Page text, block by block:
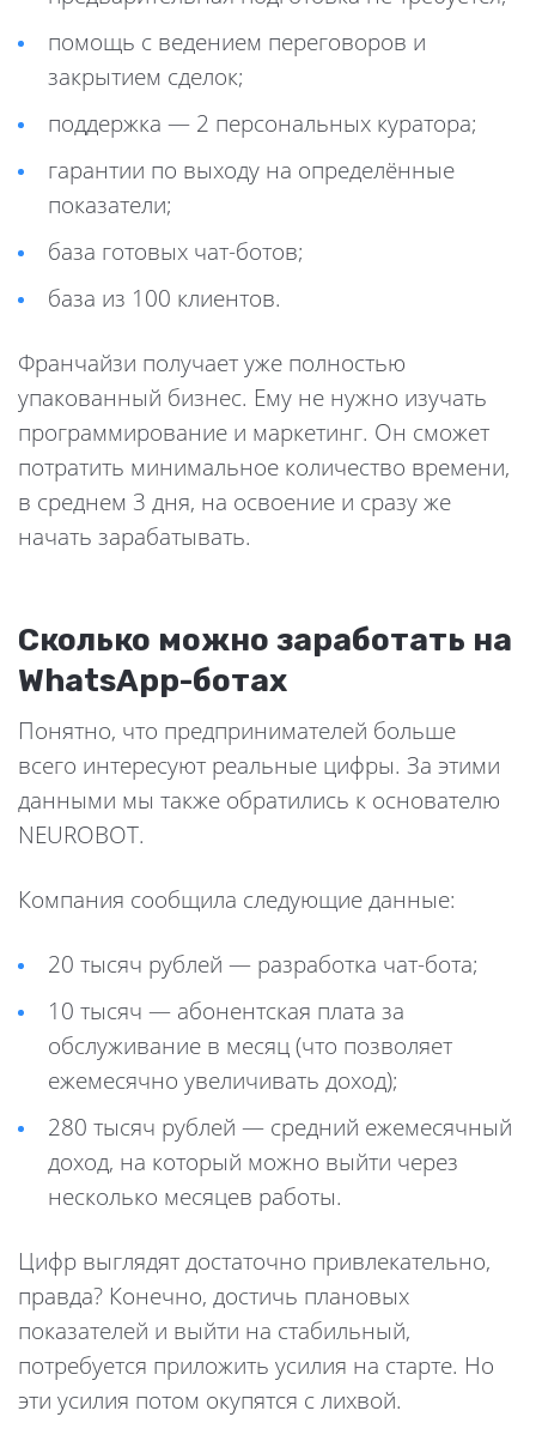
помощь с ведением переговоров и
закрытием сделок;
поддержка — 2 персональных куратора;
гарантии по выходу на определённые
показатели;
база готовых чат-ботов;
база из 100 клиентов.
Франчайзи получает уже полностью
упакованный бизнес. Ему не нужно изучать
программирование и маркетинг. Он сможет
потратить минимальное количество времени,
в среднем 3 дня, на освоение и сразу же
начать зарабатывать.
Сколько можно заработать на
WhatsApp-ботах
Понятно, что предпринимателей больше
всего интересуют реальные цифры. За этими
данными мы также обратились к основателю
NEUROBOT.
Компания сообщила следующие данные:
20 тысяч рублей — разработка чат-бота;
10 тысяч — абонентская плата за
обслуживание в месяц (что позволяет
ежемесячно увеличивать доход);
280 тысяч рублей — средний ежемесячный
доход, на который можно выйти через
несколько месяцев работы.
Цифр выглядят достаточно привлекательно,
правда? Конечно, достичь плановых
показателей и выйти на стабильный,
потребуется приложить усилия на старте. Но
эти усилия потом окупятся с лихвой.